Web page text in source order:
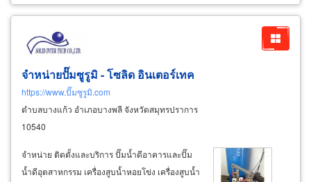
จำหน่ายปั๊มซูรูมิ - โซลิด อินเตอร์เทค
https://www.ปั๊มซูรูมิ.com
ตำบลบางแก้ว อำเภอบางพลี จังหวัดสมุทรปราการ
10540
จำหน่าย ติดตั้งและบริการ ปั๊มน้ำดีอาคารและปั๊ม
น้ำดีอุตสาหกรรม เครื่องสูบน้ำหอยโข่ง เครื่องสูบน้ำ